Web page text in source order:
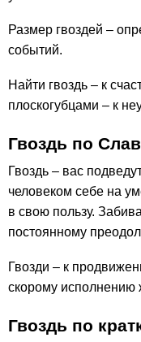
Размер гвоздей –
событий.
Найти гвоздь – к
плоскогубцами – к
Гвоздь по
Гвоздь – вас
человеком себе на
в свою пользу.
постоянному
Гвозди – к
скорому исполнению
Гвоздь по